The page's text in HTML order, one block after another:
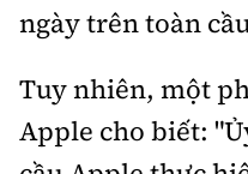
Thông tin tòa
ngày trên toàn
Tuy nhiên, một
Apple cho biết: